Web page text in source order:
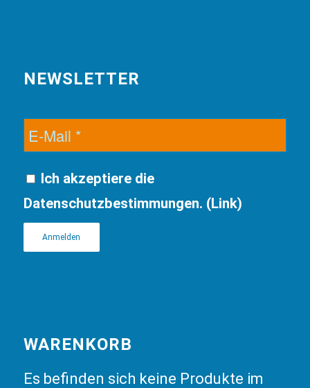
NEWSLETTER
Ich akzeptiere die
Datenschutzbestimmungen. (Link)
WARENKORB
Es befinden sich keine Produkte im